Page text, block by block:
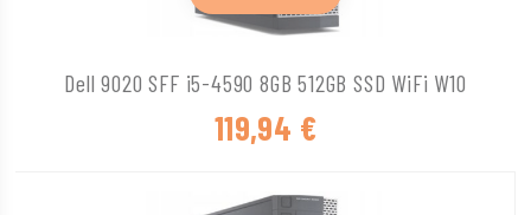
Dell 9020 SFF i5-4590 8GB 512GB SSD WiFi W10
119,94 €